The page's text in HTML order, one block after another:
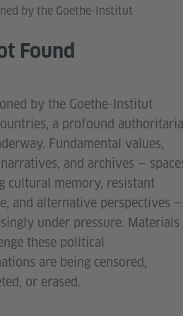
by the Goethe-Institut
Found
by the Goethe-Institut
a profound
Fundamental values,
and archives —
cultural memory, resistant
and alternative perspectives —
under pressure. Materials
these political
are being censored,
or erased.